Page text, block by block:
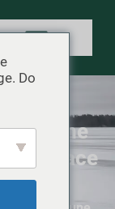
pêche
efficace
Do